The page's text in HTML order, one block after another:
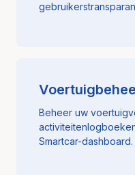
Beheer uw
Smartcar-dashboard.